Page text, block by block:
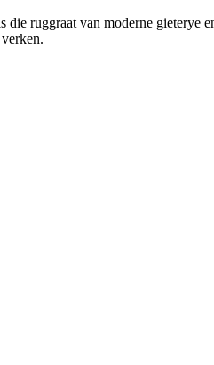
die ruggraat van moderne gieterye